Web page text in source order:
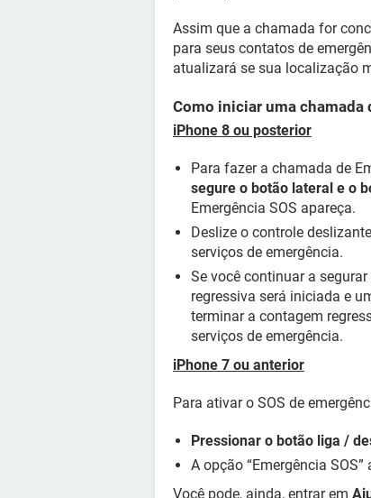
Assim que a chamada for
para seus contatos de
atualizará se sua localização
Como iniciar uma chamada
iPhone 8 ou posterior
Para fazer a chamada de
segure o botão lateral e o
Emergência SOS apareça.
Deslize o controle deslizante
serviços de emergência.
Se você continuar a
regressiva será iniciada e
terminar a contagem
serviços de emergência.
iPhone 7 ou anterior
Para ativar o SOS de
Pressionar o botão liga /
A opção “Emergência
Você pode, ainda, entrar em